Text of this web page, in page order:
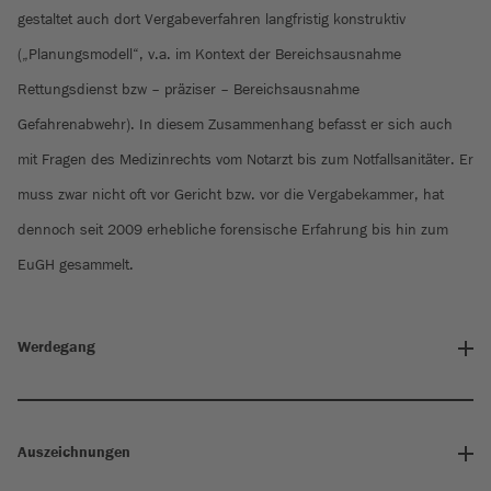
gestaltet auch dort Vergabeverfahren langfristig konstruktiv
(„Planungsmodell“, v.a. im Kontext der Bereichsausnahme
Rettungsdienst bzw – präziser – Bereichsausnahme
Gefahrenabwehr). In diesem Zusammenhang befasst er sich auch
mit Fragen des Medizinrechts vom Notarzt bis zum Notfallsanitäter. Er
muss zwar nicht oft vor Gericht bzw. vor die Vergabekammer, hat
dennoch seit 2009 erhebliche forensische Erfahrung bis hin zum
EuGH gesammelt.
Werdegang
Auszeichnungen